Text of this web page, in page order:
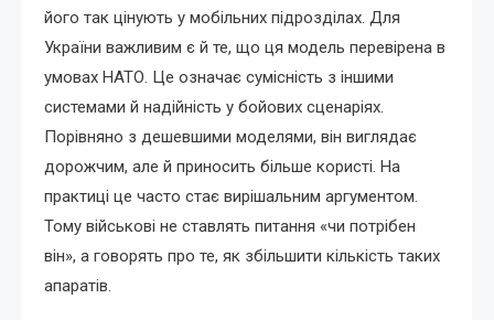
його так цінують у мобільних підрозділах. Для
України важливим є й те, що ця модель перевірена в
умовах НАТО. Це означає сумісність з іншими
системами й надійність у бойових сценаріях.
Порівняно з дешевшими моделями, він виглядає
дорожчим, але й приносить більше користі. На
практиці це часто стає вирішальним аргументом.
Тому військові не ставлять питання «чи потрібен
він», а говорять про те, як збільшити кількість таких
апаратів.